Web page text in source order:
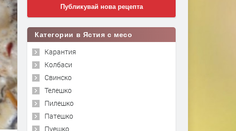
Публикувай нова рецепта
Категории в Ястия с месо
Карантия
Колбаси
Свинско
Телешко
Пилешко
Патешко
Пуешко